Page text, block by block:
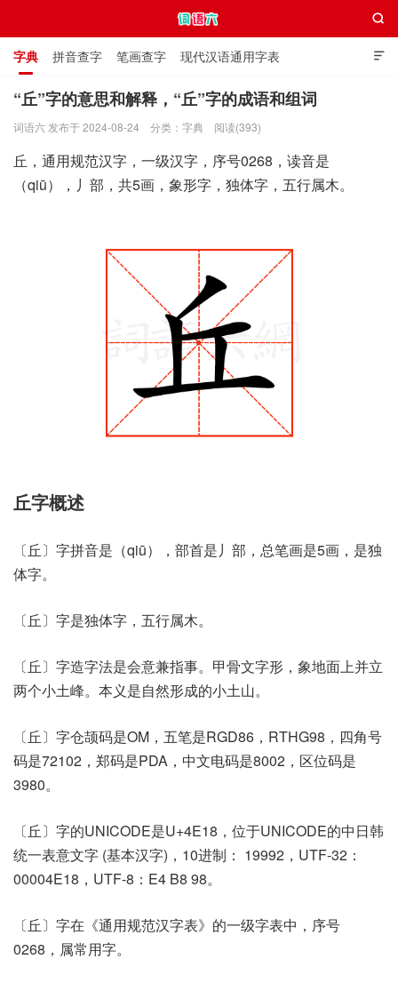

字典 拼音查字 笔画查字 现代汉语通用字表
通用规范汉字表 叠字大全 独体字大全 极简英语词典

“丘”字的意思和解释，“丘”字的成语和组词
词语六 发布于 2024-08-24 分类： 字典 阅读(393)
丘，通用规范汉字，一级汉字，序号0268，读音是
（qiū），丿部，共5画，象形字，独体字，五行属木。
丘字概述
〔丘〕字拼音是（qiū），部首是丿部，总笔画是5画，是独
体字。
〔丘〕字是独体字，五行属木。
〔丘〕字造字法是会意兼指事。甲骨文字形，象地面上并立
两个小土峰。本义是自然形成的小土山。
〔丘〕字仓颉码是OM，五笔是RGD86，RTHG98，四角号
码是72102，郑码是PDA，中文电码是8002，区位码是
3980。
〔丘〕字的UNICODE是U+4E18，位于UNICODE的中日韩
统一表意文字 (基本汉字)，10进制： 19992，UTF-32：
00004E18，UTF-8：E4 B8 98。
〔丘〕字在《通用规范汉字表》的一级字表中，序号
0268，属常用字。